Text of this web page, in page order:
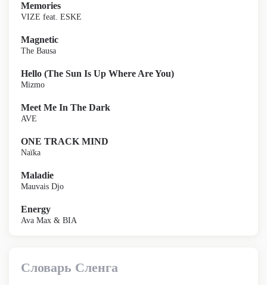
Memories
VIZE feat. ESKE
Magnetic
The Bausa
Hello (The Sun Is Up Where Are You)
Mizmo
Meet Me In The Dark
AVE
ONE TRACK MIND
Naïka
Maladie
Mauvais Djo
Energy
Ava Max & BIA
Словарь Сленга